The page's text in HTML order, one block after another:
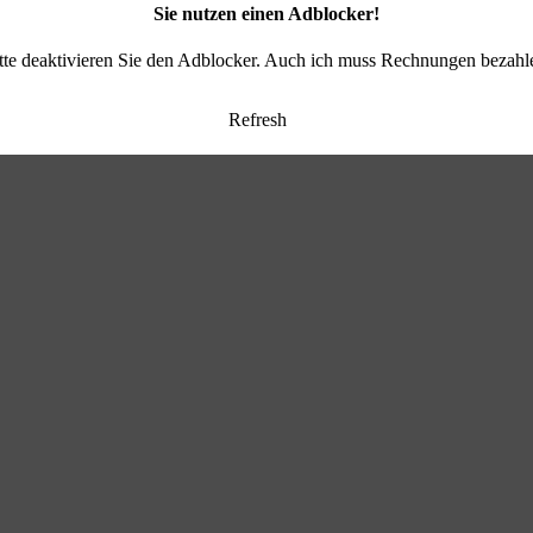
Sie nutzen einen Adblocker!
deaktivieren Sie den Adblocker. Auch ich muss Rechnungen
Refresh